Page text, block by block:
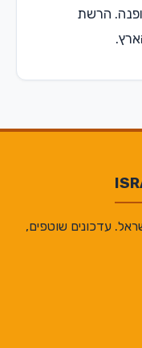
הרשת
עדכונים שוטפים,